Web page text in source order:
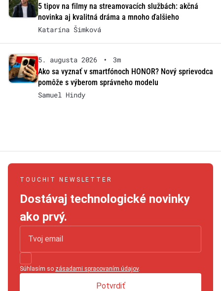
5 tipov na filmy na streamovacích službách: akčná
novinka aj kvalitná dráma a mnoho ďalšieho
Katarína Šimková
5. augusta 2026 •
3m
Ako sa vyznať v smartfónoch HONOR? Nový sprievodca
pomôže s výberom správneho modelu
Samuel Hindy
TOUCHIT NEWSLETTER
Dostávaj technologické novinky
ako prvý.
Súhlasím so zásadami spracovaním údajov.
Potvrdiť